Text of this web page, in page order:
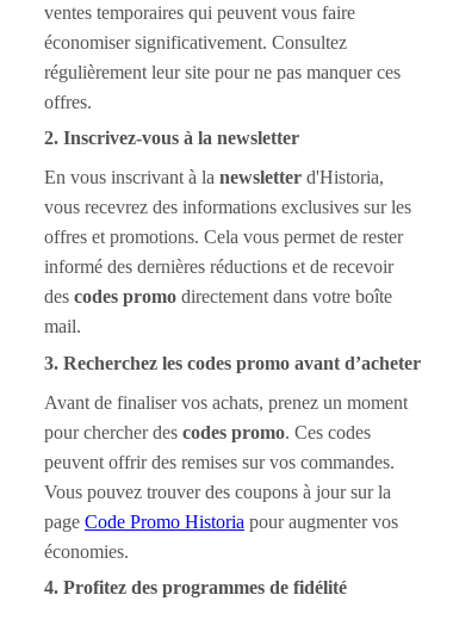
ventes temporaires qui peuvent vous faire
économiser significativement. Consultez
régulièrement leur site pour ne pas manquer ces
offres.
2. Inscrivez-vous à la newsletter
En vous inscrivant à la newsletter d'Historia,
vous recevrez des informations exclusives sur les
offres et promotions. Cela vous permet de rester
informé des dernières réductions et de recevoir
des codes promo directement dans votre boîte
mail.
3. Recherchez les codes promo avant d’acheter
Avant de finaliser vos achats, prenez un moment
pour chercher des codes promo. Ces codes
peuvent offrir des remises sur vos commandes.
Vous pouvez trouver des coupons à jour sur la
page Code Promo Historia pour augmenter vos
économies.
4. Profitez des programmes de fidélité